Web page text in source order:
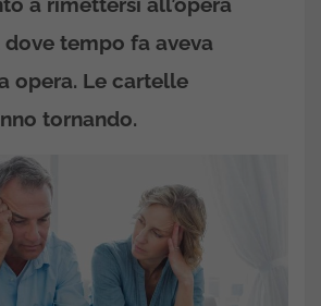
tempo fa aveva
opera. Le cartelle
tornando.